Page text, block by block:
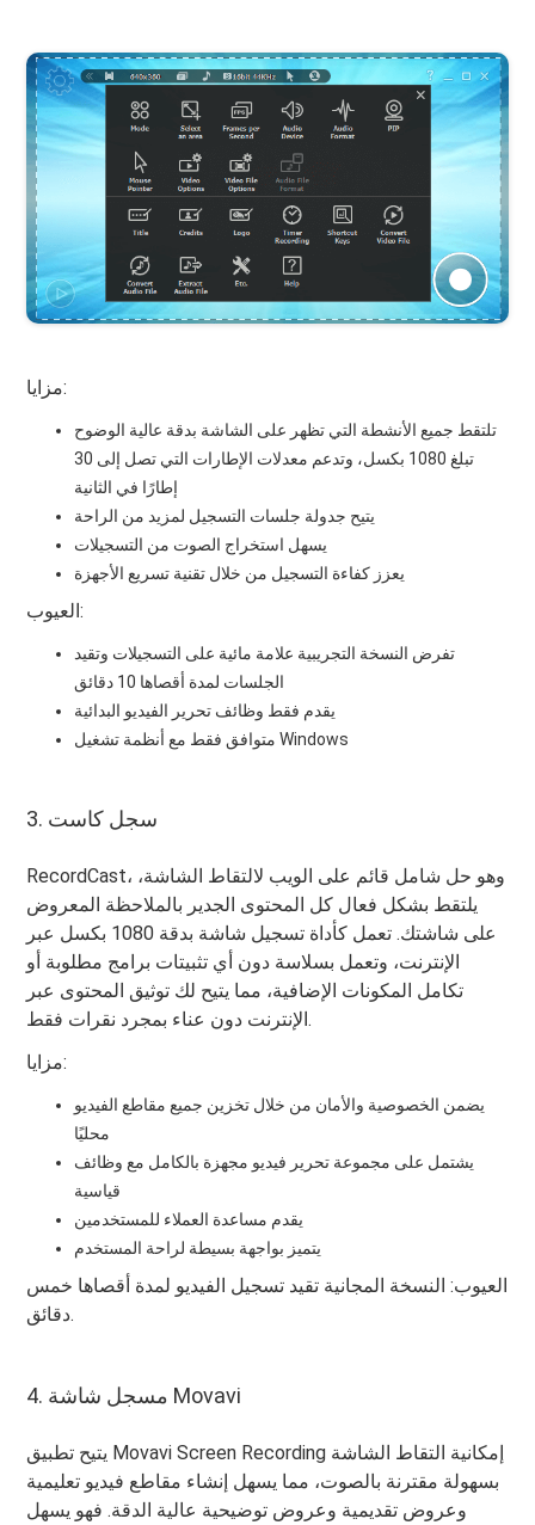
مزايا:
تلتقط جميع الأنشطة التي تظهر على الشاشة بدقة عالية الوضوح
تبلغ 1080 بكسل، وتدعم معدلات الإطارات التي تصل إلى 30
إطارًا في الثانية
يتيح جدولة جلسات التسجيل لمزيد من الراحة
يسهل استخراج الصوت من التسجيلات
يعزز كفاءة التسجيل من خلال تقنية تسريع الأجهزة
العيوب:
تفرض النسخة التجريبية علامة مائية على التسجيلات وتقيد
الجلسات لمدة أقصاها 10 دقائق
يقدم فقط وظائف تحرير الفيديو البدائية
متوافق فقط مع أنظمة تشغيل Windows
3. سجل كاست
RecordCast، وهو حل شامل قائم على الويب لالتقاط الشاشة،
يلتقط بشكل فعال كل المحتوى الجدير بالملاحظة المعروض
على شاشتك. تعمل كأداة تسجيل شاشة بدقة 1080 بكسل عبر
الإنترنت، وتعمل بسلاسة دون أي تثبيتات برامج مطلوبة أو
تكامل المكونات الإضافية، مما يتيح لك توثيق المحتوى عبر
الإنترنت دون عناء بمجرد نقرات فقط.
مزايا:
يضمن الخصوصية والأمان من خلال تخزين جميع مقاطع الفيديو
محليًا
يشتمل على مجموعة تحرير فيديو مجهزة بالكامل مع وظائف
قياسية
يقدم مساعدة العملاء للمستخدمين
يتميز بواجهة بسيطة لراحة المستخدم
العيوب: النسخة المجانية تقيد تسجيل الفيديو لمدة أقصاها خمس
دقائق.
4. مسجل شاشة Movavi
يتيح تطبيق Movavi Screen Recording إمكانية التقاط الشاشة
بسهولة مقترنة بالصوت، مما يسهل إنشاء مقاطع فيديو تعليمية
وعروض تقديمية وعروض توضيحية عالية الدقة. فهو يسهل